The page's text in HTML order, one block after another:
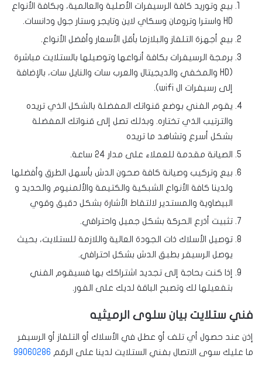
بيع وتوريد كافة الرسيفرات الأصلية والعالمية، وبكافة الأنواع
HD واسترا وترومان وسكاي لاين وتايجر وستار جول ودانسات.
بيع أجهزة التلفاز والبلازما بأقل الأسعار وأفضل الأنواع.
برمجة الرسيفرات بكافة أنواعها وتوصيلها بالستلايت مباشرة
(HD والمخفي والديجيتال والعرب سات والنايل سات، بالإضافة
إلى رسيفرات ال wifi).
يقوم الفني بوضع قنواتك المفضلة بالشكل الذي تريده
والترتيب الذي تختاره. وبذلك تصل إلى قنواتك المفضلة
بشكل أسرع وتشاهد ما تريده
الصيانة مقدمة للعملاء على مدار 24 ساعة.
بيع وتركيب وصيانة كافة صحون الدش بأسهل الطرق وأفضلها
ولدينا كافة الأنواع الشبكية والكتيمة والألمنيوم والحديد و
البيضاوية والمستدير لالتقاط الأشارة بشكل دقيق وقوي
تثبيت أذرع الحركة بشكل جميل واحترافي.
توصيل الأسلاك ذات الجودة العالية واللازمة للستلايت، بحيث
يوصل الرسيفر بطبق الدش بشكل احترافي.
إذا كنت بحاجة إلى تجديد اشتراكك بها فسيقوم الفني
بتفعيلها لك وتصبح الباقة لديك على الفور.
فني ستلايت بيان سلوى الرميثيه
إذن عند حصول أي تلف أو عطل في الأسلاك أو التلفاز أو الرسيفر
ما عليك سوى الاتصال بفني الستلايت لدينا على الرقم 99060286